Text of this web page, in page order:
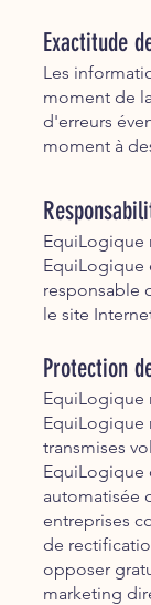
Exactitude
Les
moment de
d'erreurs
moment à
EquiLogique
EquiLogique
responsable
le site
Protection
EquiLogique
EquiLogique
transmises
EquiLogique
automatisée
entreprises
de
opposer
marketing